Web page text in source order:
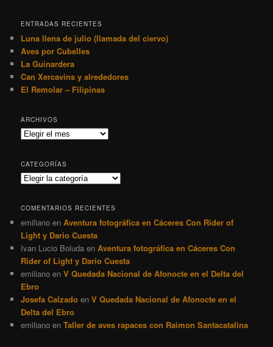
ENTRADAS RECIENTES
Luna llena de julio (llamada del ciervo)
Aves por Cubelles
La Guinardera
Can Xercavins y alrededores
El Remolar – Filipinas
ARCHIVOS
Archivos
CATEGORÍAS
Categorías
COMENTARIOS RECIENTES
emiliano enAventura fotográfica en Cáceres Con Rider of
Light y Dario Cuesta
Ivan Lucio Boluda enAventura fotográfica en Cáceres Con
Rider of Light y Dario Cuesta
emiliano enV Quedada Nacional de Afonocte en el Delta del
Ebro
Josefa Calzado enV Quedada Nacional de Afonocte en el
Delta del Ebro
emiliano enTaller de aves rapaces con Raimon Santacatalina